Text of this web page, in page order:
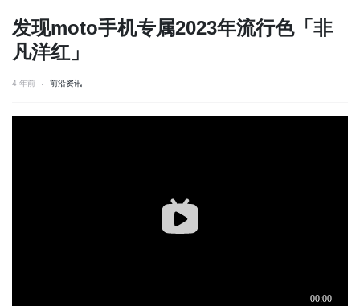
发现moto手机专属2023年流行色「非
凡洋红」
4 年前 前沿资讯